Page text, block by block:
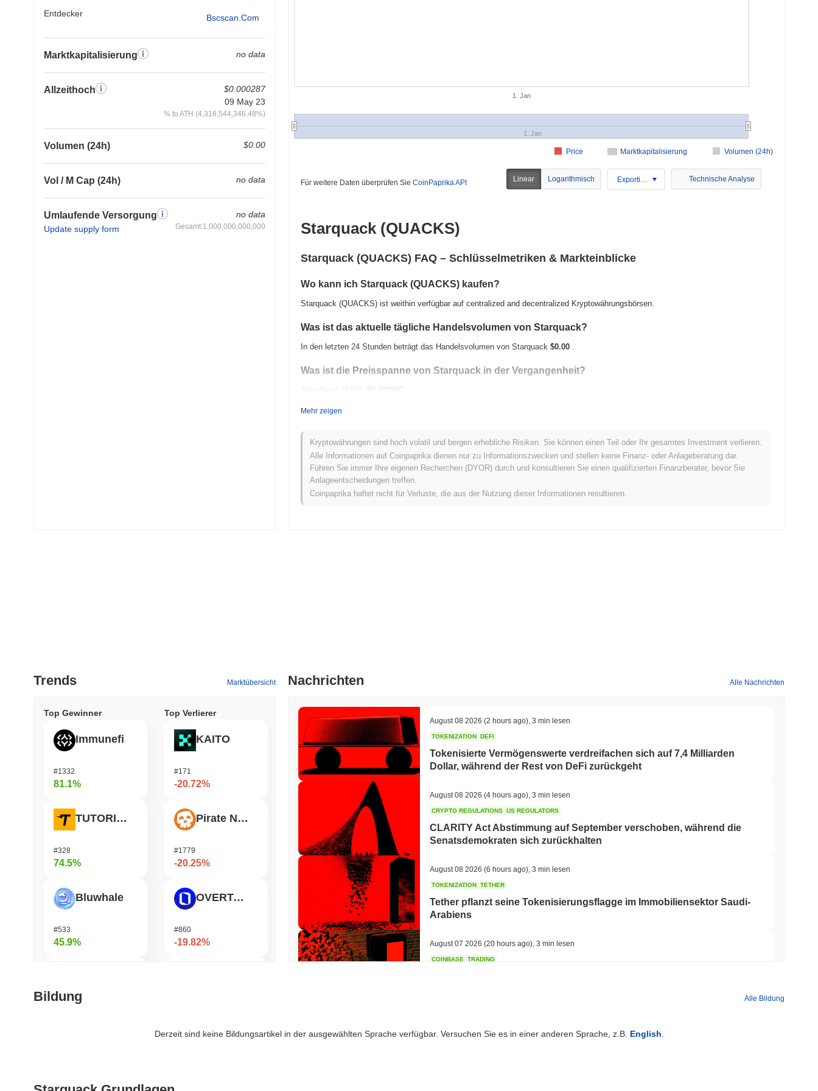
Entdecker Bscscan.com
Marktkapitalisierung no data
Allzeithoch
$0.000287
09 May 23
% to ATH (4,318,544,346.48%)
Volumen (24h) $0.00
Vol / M Cap (24h) no data
Umlaufende Versorgung
Update supply form
no data
Gesamt:1,000,000,000,000
Marktkapitalisierung Volumen (24h)
Price
1. Jan
1. Jan
Für weitere Daten überprüfen Sie CoinPaprika API Linear Logarithmisch Exportieren Technische Analyse
Starquack (QUACKS)
Starquack (QUACKS) FAQ – Schlüsselmetriken & Markteinblicke
Wo kann ich Starquack (QUACKS) kaufen?
Starquack (QUACKS) ist weithin verfügbar auf centralized and decentralized Kryptowährungsbörsen.
Was ist das aktuelle tägliche Handelsvolumen von Starquack?
In den letzten 24 Stunden beträgt das Handelsvolumen von Starquack $0.00 .
Was ist die Preisspanne von Starquack in der Vergangenheit?
Allzeithoch (ATH):
$0.000287
Wie schneidet Starquack im Vergleich zum breiteren Kryptomarkt ab?
In den letzten 7 Tagen ist Starquack um0.00%gestiegen und übertraf damit den gesamten Kryptomarkt der einen Rückgang von
0.10%verzeichnete. Dies deutet auf eine starke Performance der Preisentwicklung von QUACKS im Vergleich zur breiteren
Marktdynamik hin.
Mehr zeigen
Kryptowährungen sind hoch volatil und bergen erhebliche Risiken. Sie können einen Teil oder Ihr gesamtes Investment verlieren.
Alle Informationen auf Coinpaprika dienen nur zu Informationszwecken und stellen keine Finanz- oder Anlageberatung dar.
Führen Sie immer Ihre eigenen Recherchen (DYOR) durch und konsultieren Sie einen qualifizierten Finanzberater, bevor Sie
Anlageentscheidungen treffen.
Coinpaprika haftet nicht für Verluste, die aus der Nutzung dieser Informationen resultieren.
Trends Marktübersicht
Top Gewinner
Immunefi
#1332
81.1%
TUTORIAL
#328
74.5%
Bluwhale
#533
45.9%
#364
Top Verlierer
KAITO
#171
-20.72%
Pirate Nation Token
#1779
-20.25%
OVERTAKE
#860
-19.82%
Nachrichten Alle Nachrichten
August 08 2026 (2 hours ago) 3 min lesen
TOKENIZATION DEFI
Tokenisierte Vermögenswerte verdreifachen sich auf 7,4 Milliarden
Dollar, während der Rest von DeFi zurückgeht
August 08 2026 (4 hours ago) 3 min lesen
CRYPTO REGULATIONS US REGULATORS
CLARITY Act Abstimmung auf September verschoben, während die
Senatsdemokraten sich zurückhalten
August 08 2026 (6 hours ago) 3 min lesen
TOKENIZATION TETHER
Tether pflanzt seine Tokenisierungsflagge im Immobiliensektor Saudi-
Arabiens
August 07 2026 (20 hours ago) 3 min lesen
COINBASE TRADING
SEC ETFS
Bildung Alle Bildung
Derzeit sind keine Bildungsartikel in der ausgewählten Sprache verfügbar. Versuchen Sie es in einer anderen Sprache, z.B. English